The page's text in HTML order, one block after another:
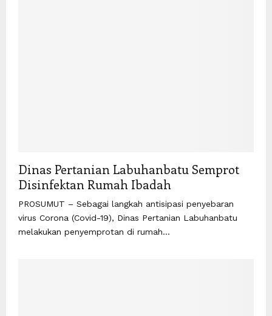
Dinas Pertanian Labuhanbatu Semprot
Disinfektan Rumah Ibadah
PROSUMUT – Sebagai langkah antisipasi penyebaran
virus Corona (Covid-19), Dinas Pertanian Labuhanbatu
melakukan penyemprotan di rumah...